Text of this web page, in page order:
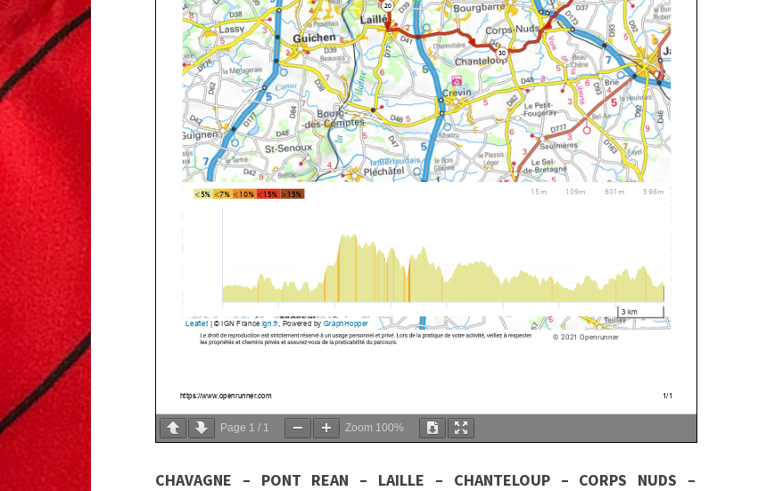
Page 1 / 1 Zoom 100%
CHAVAGNE – PONT REAN – LAILLE – CHANTELOUP – CORPS NUDS –